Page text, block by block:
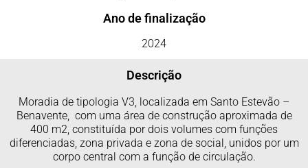
Ano de finalização
2024
Descrição
Moradia de tipologia V3, localizada em Santo Estevão –
Benavente, com uma área de construção aproximada de
400 m2, constituída por dois volumes com funções
diferenciadas, zona privada e zona de social, unidos por um
corpo central com a função de circulação.